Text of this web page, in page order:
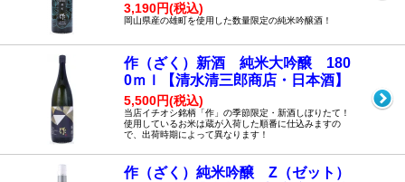
3,190円(税込)
岡山県産の雄町を使用した数量限定の純米吟醸酒！
作（ざく）新酒 純米大吟醸 180
0ｍｌ【清水清三郎商店・日本酒】
5,500円(税込)
当店イチオシ銘柄「作」の季節限定・新酒しぼりたて！
使用しているお米は蔵が入荷した順番に仕込みますの
で、出荷時期によって異なります！
作（ざく）純米吟醸 Z（ゼット）